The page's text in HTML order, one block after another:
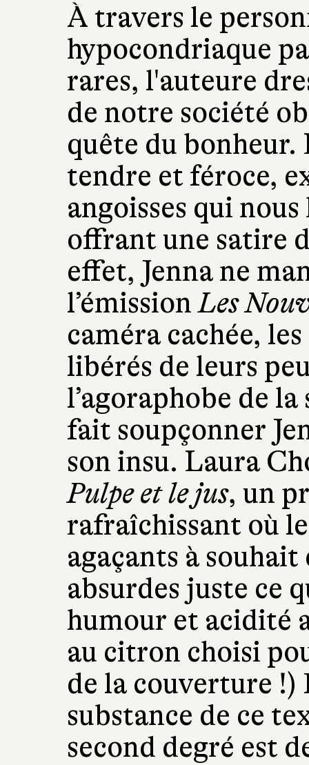
À travers le
hypocondriaque
rares, l'auteure
de notre société
quête du
tendre et féroce,
angoisses qui
offrant une satire
effet, Jenna ne
l’émissionLes
caméra cachée,
libérés de leurs
l’agoraphobe de
fait soupçonner
son insu. Laura
Pulpe et le jus, un
rafraîchissant où
agaçants à
absurdes juste ce
humour et acidité
au citron choisi
de la couverture
substance de ce
second degré est